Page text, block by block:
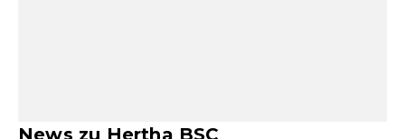
News zu Hertha BSC